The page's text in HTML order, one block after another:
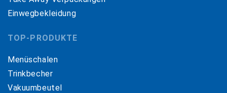
Einwegbekleidung
TOP-PRODUKTE
Menüschalen
Trinkbecher
Vakuumbeutel